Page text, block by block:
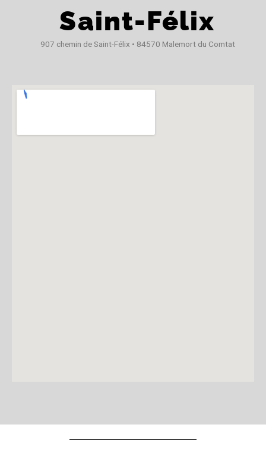
Saint-Félix
907 chemin de Saint-Félix • 84570 Malemort du Comtat